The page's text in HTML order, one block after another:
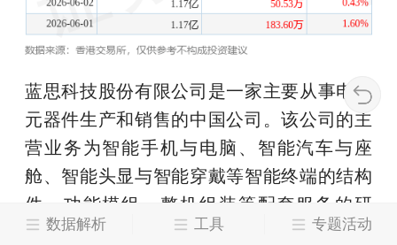
蓝思科技股份有限公司是一家主要从事电子
元器件生产和销售的中国公司。该公司的主
营业务为智能手机与电脑、智能汽车与座
舱、智能头显与智能穿戴等智能终端的结构
件、功能模组、整机组装等配套服务的研
发、生产和销售。该公司还为消费电子、智
数据解析 工具 专题活动